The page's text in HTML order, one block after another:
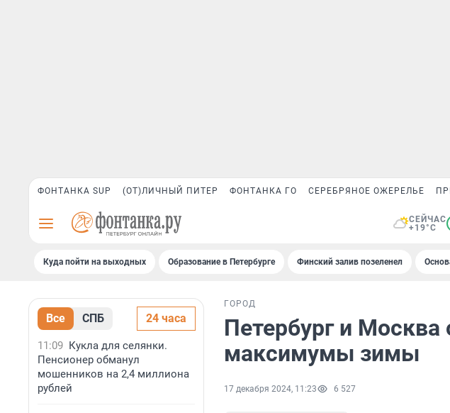
ФОНТАНКА SUP (ОТ)ЛИЧНЫЙ ПИТЕР ФОНТАНКА ГО СЕРЕБРЯНОЕ ОЖЕРЕЛЬЕ
СЕЙЧАС
+19°C
Куда пойти на выходных Образование в Петербурге Финский залив позеленел
Все СПБ 24 часа
11:09 Кукла для селянки.
Пенсионер обманул
мошенников на 2,4 миллиона
рублей
ГОРОД
Петербург и
максимумы зимы
17 декабря 2024, 11:23 6 527